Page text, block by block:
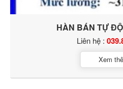
HÀN BÁN TỰ
Liên hệ :
Xem